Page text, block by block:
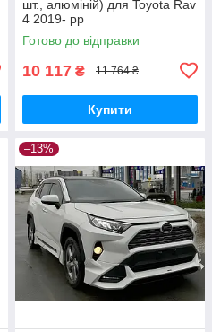
шт., алюміній) для Toyota Rav
4 2019- рр
Готово до відправки
10 117 ₴ 11 764 ₴
Купити
–13%